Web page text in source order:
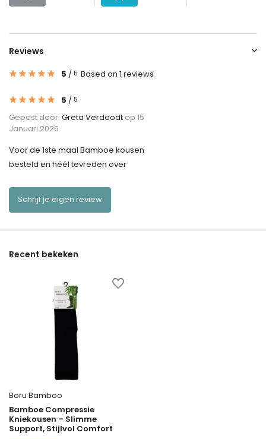
Reviews
5 / 5 Based on 1 reviews
5 / 5
Gepost door: Greta Verdoodt op 15
Januari 2026
Voor de 1ste maal Bamboe kousen
besteld en héél tevreden over
Schrijf je eigen review
Recent bekeken
Boru Bamboo
Bamboe Compressie
Kniekousen – Slimme
Support, Stijlvol Comfort